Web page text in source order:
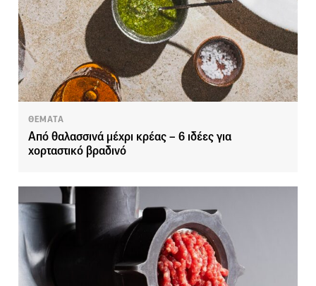
ΘΕΜΑΤΑ
Από θαλασσινά μέχρι κρέας – 6 ιδέες για
χορταστικό βραδινό